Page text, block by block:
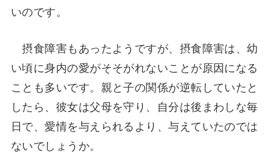
いのです。
摂食障害もあったようですが、摂食障害は、幼
い頃に身内の愛がそそがれないことが原因になる
ことも多いです。親と子の関係が逆転していたと
したら、彼女は父母を守り、自分は後まわしな毎
日で、愛情を与えられるより、与えていたのでは
ないでしょうか。